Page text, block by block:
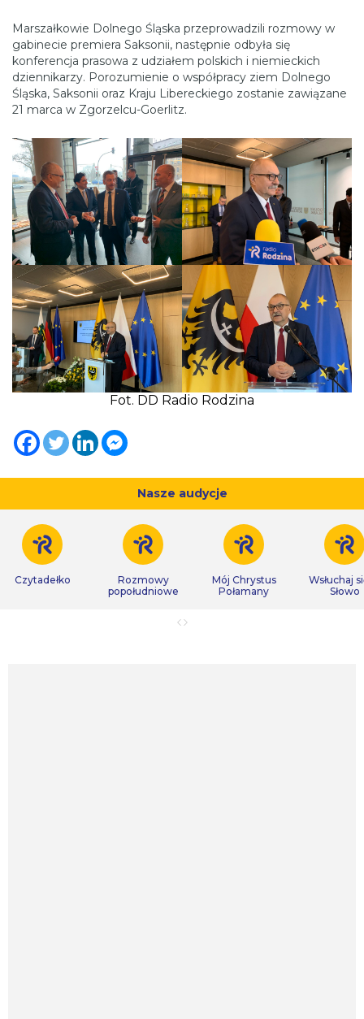
Marszałkowie Dolnego Śląska przeprowadzili rozmowy w
gabinecie premiera Saksonii, następnie odbyła się
konferencja prasowa z udziałem polskich i niemieckich
dziennikarzy. Porozumienie o współpracy ziem Dolnego
Śląska, Saksonii oraz Kraju Libereckiego zostanie zawiązane
21 marca w Zgorzelcu-Goerlitz.
Fot. DD Radio Rodzina
Nasze audycje
Czytadełko
Rozmowy
popołudniowe
Mój Chrystus
Połamany
Wsłuchaj
Słowo